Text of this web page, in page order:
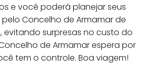
e você poderá planejar seus
Concelho de Armamar de
evitando surpresas no custo do
de Armamar espera por
tem o controle. Boa viagem!